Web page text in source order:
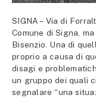
SIGNA – Via di
Comune di Signa,
Bisenzio. Una di
proprio a causa di
disagi e
un gruppo dei quali
segnalare “una